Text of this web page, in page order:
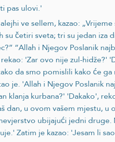
pas ulovi.'
ve sellem, kazao:
četiri sveta; tri su jedan iza
“Allah i Njegov Poslanik
'Zar ovo nije zul-hidže?'
da smo pomislili kako će
je. 'Allah i Njegov Poslanik
kurbana?' 'Dakako',
dan, u ovom vašem mjestu,
ubijajući jedni
Zatim je kazao: 'Jesam li